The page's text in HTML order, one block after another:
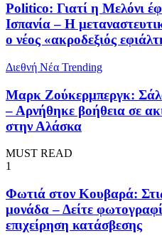
Politico: Γιατί η Μελόνι
Ισπανία – Η
ο νέος «ακροδεξιός
Διεθνή Νέα Trending
Μαρκ Ζούκερμπεργκ:
– Αρνήθηκε βοήθεια σε
στην Αλάσκα
MUST READ
1
Φωτιά στον Κουβαρά:
μονάδα – Δείτε
επιχείρηση κατάσβεσης